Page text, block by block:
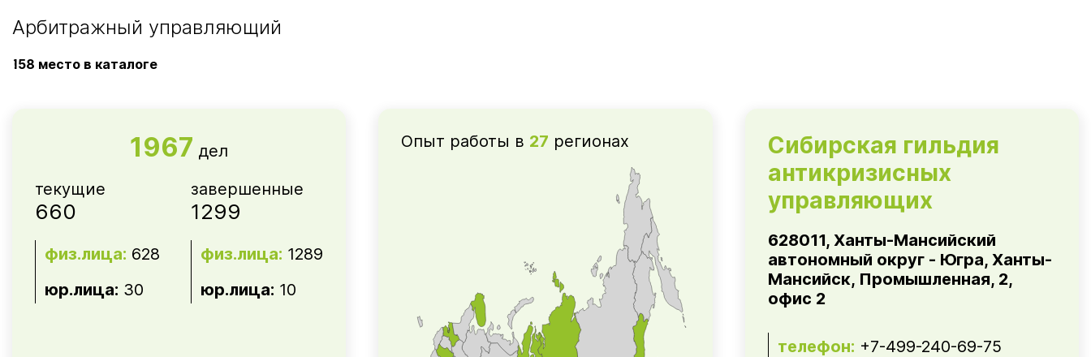
Арбитражный управляющий
158 место в каталоге
1967 дел
текущие
660
физ.лица: 628
юр.лица: 30
завершенные
1299
физ.лица: 1289
юр.лица: 10
Опыт работы в 27 регионах
Сибирская гильдия
антикризисных
управляющих
628011, Ханты-Мансийский
автономный округ - Югра, Ханты-
Мансийск, Промышленная, 2,
офис 2
телефон: +7-499-240-69-75